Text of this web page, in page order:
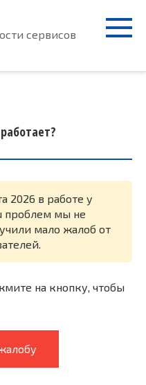
сервисов
2026 в работе у
проблем мы не
мало жалоб от
на кнопку, чтобы